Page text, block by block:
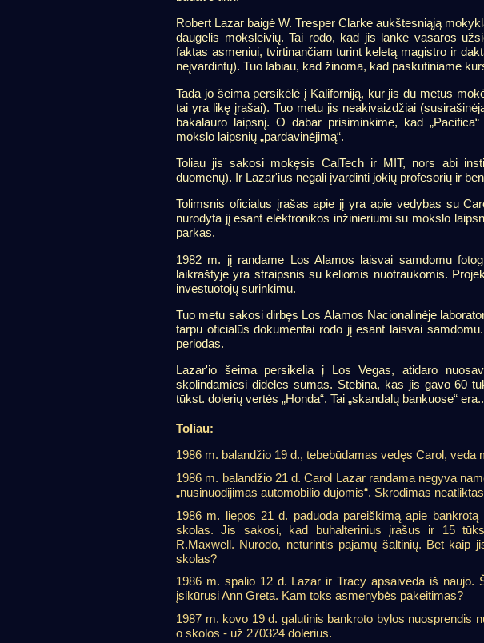
Robert Lazar baigė W. Tresper Clarke aukštesniąją
daugelis moksleivių. Tai rodo, kad jis lankė vasaros
faktas asmeniui, tvirtinančiam turint keletą magistro ir
neįvardintų). Tuo labiau, kad žinoma, kad paskutiniame
Tada jo šeima persikėlė į Kaliforniją, kur jis du metus
tai yra likę įrašai). Tuo metu jis neakivaizdžiai
bakalauro laipsnį. O dabar prisiminkime, kad
mokslo laipsnių „pardavinėjimą“.
Toliau jis sakosi mokęsis CalTech ir MIT, nors abi
duomenų). Ir Lazar'ius negali įvardinti jokių profesorių ir
Tolimsnis oficialus įrašas apie jį yra apie vedybas su
nurodyta jį esant elektronikos inžinieriumi su mokslo
parkas.
1982 m. jį randame Los Alamos laisvai samdomu
laikraštyje yra straipsnis su keliomis nuotraukomis.
investuotojų surinkimu.
Tuo metu sakosi dirbęs Los Alamos Nacionalinėje
tarpu oficialūs dokumentai rodo jį esant laisvai
periodas.
Lazar'io šeima persikelia į Los Vegas, atidaro
skolindamiesi dideles sumas. Stebina, kas jis gavo 60
tūkst. dolerių vertės „Honda“. Tai „skandalų bankuose“
Toliau:
1986 m. balandžio 19 d., tebebūdamas vedęs Carol, veda
1986 m. balandžio 21 d. Carol Lazar randama negyva
„nusinuodijimas automobilio dujomis“. Skrodimas
1986 m. liepos 21 d. paduoda pareiškimą apie
skolas. Jis sakosi, kad buhalterinius įrašus ir 15
R.Maxwell. Nurodo, neturintis pajamų šaltinių. Bet kaip
skolas?
1986 m. spalio 12 d. Lazar ir Tracy apsaiveda iš naujo.
įsikūrusi Ann Greta. Kam toks asmenybės pakeitimas?
1987 m. kovo 19 d. galutinis bankroto bylos nuosprendis
o skolos - už 270324 dolerius.